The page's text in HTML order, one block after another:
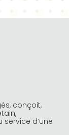
conçoit,
d’une